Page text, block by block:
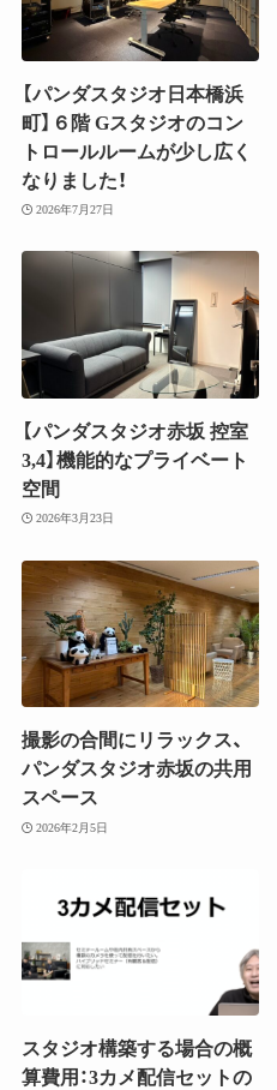
【パンダスタジオ日本橋浜
町】６階 Gスタジオのコン
トロールルームが少し広く
なりました！
2026年7月27日
【パンダスタジオ赤坂 控室
3,4】機能的なプライベート
空間
2026年3月23日
撮影の合間にリラックス、
パンダスタジオ赤坂の共用
スペース
2026年2月5日
スタジオ構築する場合の概
算費用：3カメ配信セットの